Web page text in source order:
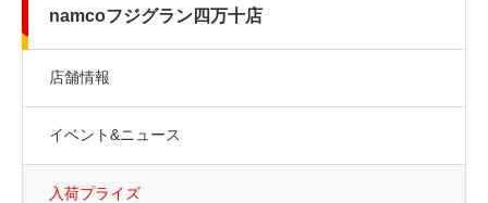
namcoフジグラン四万十店
店舗情報
イベント&ニュース
入荷プライズ